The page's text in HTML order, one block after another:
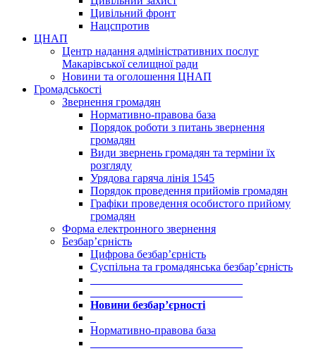
Цивільний фронт
Нацспротив
ЦНАП
Центр надання адміністративних послуг
Макарівської селищної ради
Новини та оголошення ЦНАП
Громадськості
Звернення громадян
Нормативно-правова база
Порядок роботи з питань звернення
громадян
Види звернень громадян та терміни їх
розгляду
Урядова гаряча лінія 1545
Порядок проведення прийомів громадян
Графіки проведення особистого прийому
громадян
Форма електронного звернення
Безбар’єрність
Цифрова безбар’єрність
Суспільна та громадянська безбар’єрність
Новини безбар’єрності
Нормативно-правова база